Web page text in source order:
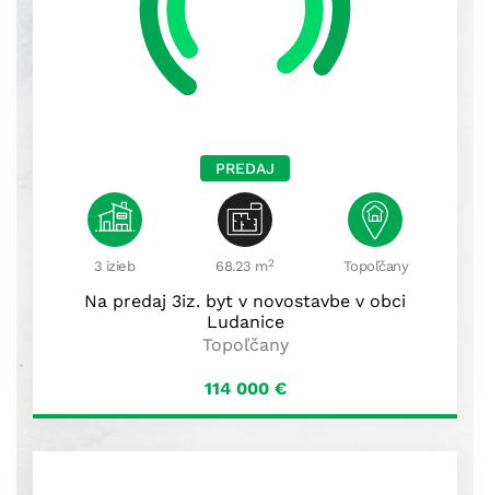
PREDAJ
3 izieb 68.23 m2 Topoľčany
Na predaj 3iz. byt v novostavbe v obci
Ludanice
Topoľčany
114 000 €